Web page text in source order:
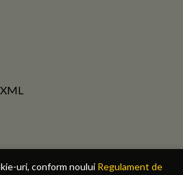
uri, conform noului Regulament de